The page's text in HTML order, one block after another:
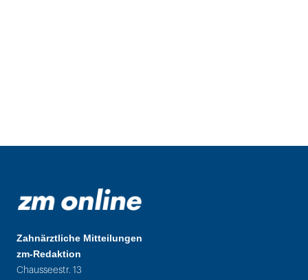
Zahnärztliche Mitteilungen
zm-Redaktion
Chausseestr. 13